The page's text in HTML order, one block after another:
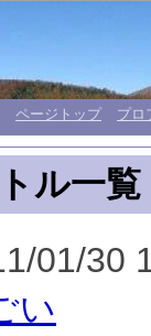
ページトップ プロ
ル一覧
01/30
い